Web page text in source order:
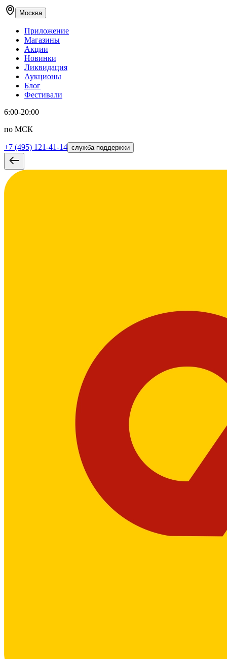
Москва
Приложение
Магазины
Акции
Новинки
Ликвидация
Аукционы
Блог
Фестивали
6:00-20:00
по МСК
+7 (495) 121-41-14 служба поддержки